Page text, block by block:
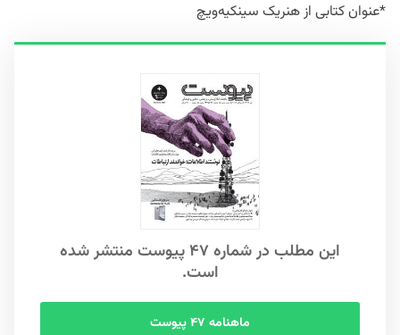
*عنوان کتابی از هنریک سینکیه‌ویچ
این مطلب در شماره ۴۷ پیوست منتشر شده
است.
ماهنامه ۴۷ پیوست